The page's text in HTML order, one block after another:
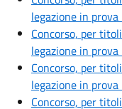
legazione in
Concorso, per
legazione in
Concorso, per
legazione in
Concorso, per